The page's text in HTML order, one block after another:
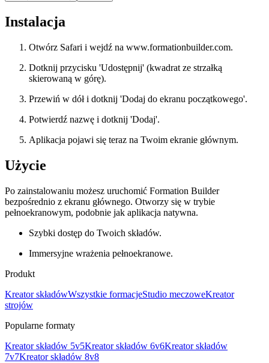
Instalacja
Otwórz Safari i wejdź na www.formationbuilder.com.
Dotknij przycisku 'Udostępnij' (kwadrat ze strzałką
skierowaną w górę).
Przewiń w dół i dotknij 'Dodaj do ekranu początkowego'.
Potwierdź nazwę i dotknij 'Dodaj'.
Aplikacja pojawi się teraz na Twoim ekranie głównym.
Użycie
Po zainstalowaniu możesz uruchomić Formation Builder
bezpośrednio z ekranu głównego. Otworzy się w trybie
pełnoekranowym, podobnie jak aplikacja natywna.
Szybki dostęp do Twoich składów.
Immersyjne wrażenia pełnoekranowe.
Produkt
Kreator składówWszystkie formacjeStudio meczoweKreator
strojów
Popularne formaty
Kreator składów 5v5Kreator składów 6v6Kreator składów
7v7Kreator składów 8v8